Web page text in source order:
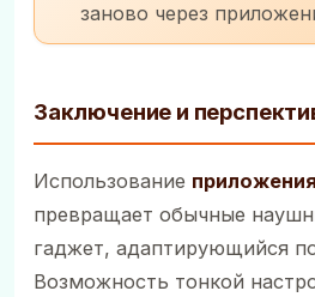
заново через
Заключение и
Использование
превращает обычные
гаджет, адаптирующийся
Возможность тонкой